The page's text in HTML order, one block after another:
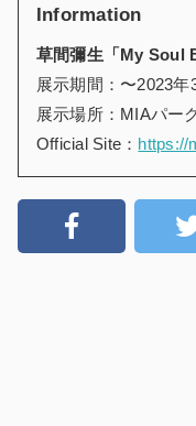
Information
草間彌生「My Soul
展示期間：〜2023年
展示場所： MIAパー
Official Site： https://